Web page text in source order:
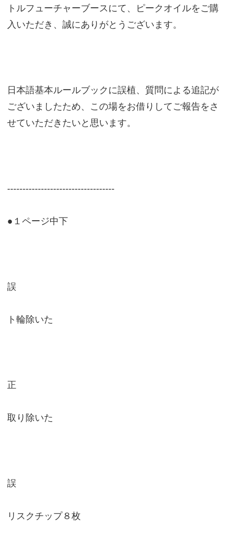
トルフューチャーブースにて、ピークオイルをご購
入いただき、誠にありがとうございます。
日本語基本ルールブックに誤植、質問による追記が
ございましたため、この場をお借りしてご報告をさ
せていただきたいと思います。
-----------------------------------
●１ページ中下
誤
ト輪除いた
正
取り除いた
誤
リスクチップ８枚